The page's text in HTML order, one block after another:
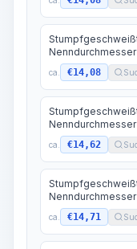
ca. €14,08
ca. €14,62
ca. €14,71